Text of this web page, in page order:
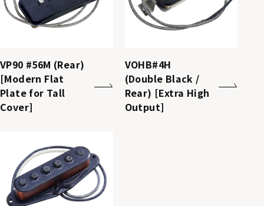
VP90 #56M (Rear)
[Modern Flat
Plate for Tall
Cover]
VOHB#4H
(Double Black /
Rear) [Extra High
Output]